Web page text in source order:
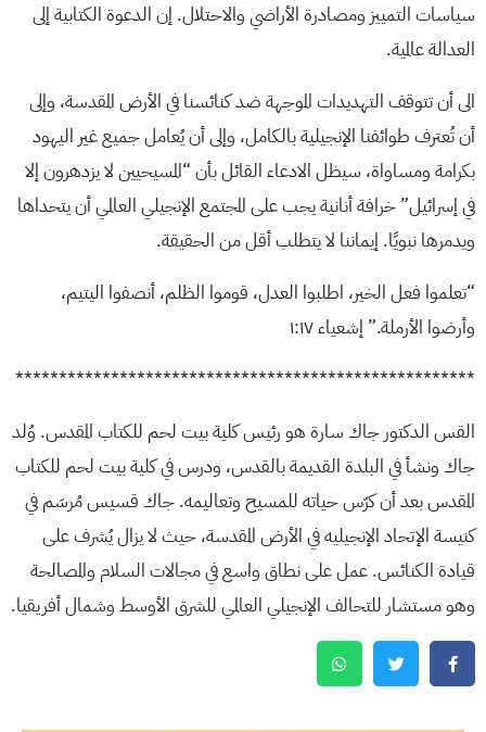
سياسات التمييز ومصادرة الأراضي والاحتلال. إن الدعوة الكتابية إلى
العدالة عالمية.
الى أن تتوقف التهديدات الموجهة ضد كنائسنا في الأرض المقدسة، وإلى
أن تُعترف طوائفنا الإنجيلية بالكامل، وإلى أن يُعامل جميع غير اليهود
بكرامة ومساواة، سيظل الادعاء القائل بأن “المسيحيين لا يزدهرون إلا
في إسرائيل” خرافة أنانية يجب على المجتمع الإنجيلي العالمي أن يتحداها
ويدمرها نبويًا. إيماننا لا يتطلب أقل من الحقيقة.
“تعلموا فعل الخير، اطلبوا العدل، قوموا الظلم، أنصفوا اليتيم،
وأرضوا الأرملة.” إشعياء ١:١٧
*****************************************************
القس الدكتور جاك سارة هو رئيس كلية بيت لحم للكتاب المقدس. وُلد
جاك ونشأ في البلدة القديمة بالقدس، ودرس في كلية بيت لحم للكتاب
المقدس بعد أن كرّس حياته للمسيح وتعاليمه. جاك قسيس مُرسَم في
كنيسة الإتحاد الإنجيليه في الأرض المقدسة، حيث لا يزال يُشرف على
قيادة الكنائس. عمل على نطاق واسع في مجالات السلام والمصالحة
وهو مستشار للتحالف الإنجيلي العالمي للشرق الأوسط وشمال أفريقيا.